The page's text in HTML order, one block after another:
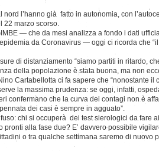
l’hanno già fatto in autonomia, con
22 marzo scorso.
— che da mesi analizza a fondo i dati
da Coronavirus — oggi ci ricorda che
di distanziamento “siamo partiti in ritardo,
della popolazione è stata buona, ma non
Cartabellotta ci fa sapere che “nonostante il
la massima prudenza: se oggi, infatti,
confermano che la curva dei contagi non è
dei casi è sempre in agguato”.
chi si occuperà dei test sierologici da fare
pronti alla fase due? E’ davvero possibile
o tra qualche settimana saremo di nuovo